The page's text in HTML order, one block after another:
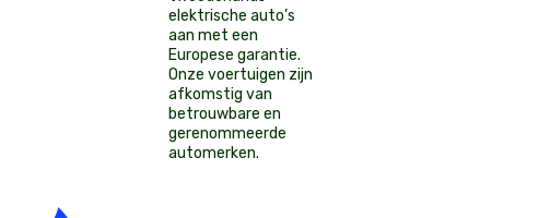
elektrische auto’s
aan met een
Europese garantie.
Onze voertuigen zijn
afkomstig van
betrouwbare en
gerenommeerde
automerken.